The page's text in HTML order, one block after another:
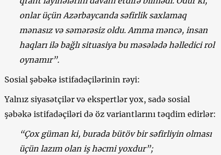
onlar üçün Azərbaycanda səfirlik saxlamaq
mənasız və səmərəsiz oldu. Amma məncə, insan
haqları ilə bağlı situasiya bu məsələdə həlledici rol
oynamır”.
Sosial şəbəkə istifadəçilərinin rəyi:
Yalnız siyasətçilər və ekspertlər yox, sadə sosial
şəbəkə istifadəçiləri də öz variantlarını təqdim edirlər:
“Çox güman ki, burada bütöv bir səfirliyin olması
üçün lazım olan iş həcmi yoxdur”;